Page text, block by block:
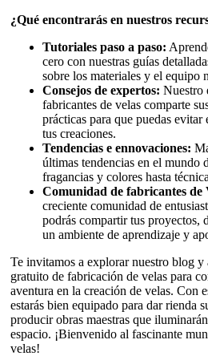
¿Qué encontrarás en nuestros
Tutoriales paso a paso:
cero con nuestras guías
sobre los materiales y el equipo
Consejos de expertos: Nuestro
fabricantes de velas comparte
prácticas para que puedas
tus creaciones.
Tendencias e ennovaciones:
últimas tendencias en el mundo
fragancias y colores hasta
Comunidad de fabricantes de
creciente comunidad de
podrás compartir tus proyectos,
un ambiente de aprendizaje y
Te invitamos a explorar nuestro blog y
gratuito de fabricación de velas para
aventura en la creación de velas. Con
estarás bien equipado para dar rienda
producir obras maestras que
espacio. ¡Bienvenido al fascinante
velas!